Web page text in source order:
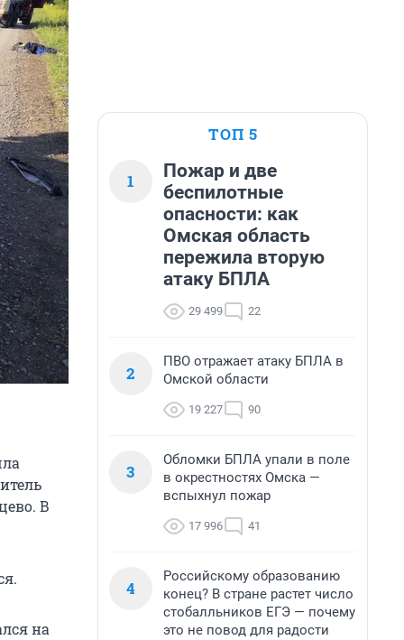
В
на
ТОП 5
1
Пожар и две
беспилотные
опасности: как
Омская область
пережила вторую
атаку БПЛА
29 499 22
2
ПВО отражает атаку БПЛА в
Омской области
19 227 90
3
Обломки БПЛА упали в поле
в окрестностях Омска —
вспыхнул пожар
17 996 41
4
Российскому образованию
конец? В стране растет число
стобалльников ЕГЭ — почему
это не повод для радости